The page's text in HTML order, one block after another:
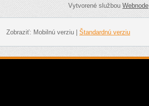
Vytvorené službouWebnode
Zobraziť: Mobilnú verziu| Štandardnú verziu